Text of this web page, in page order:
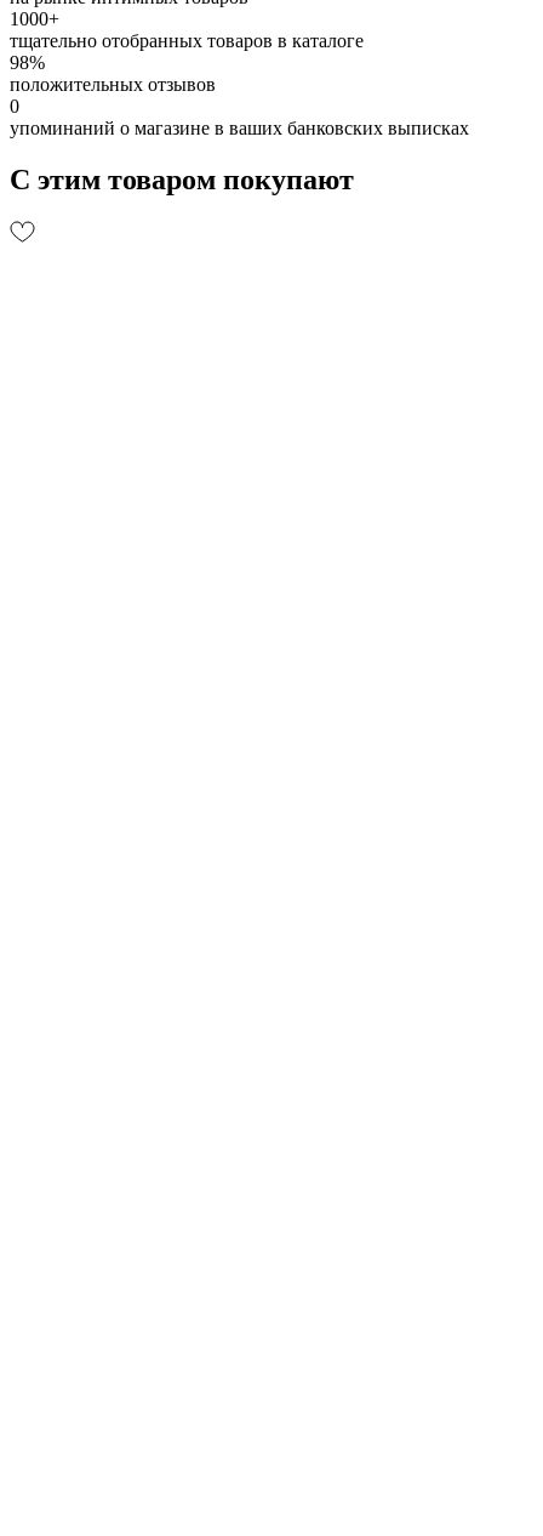
1000+
тщательно отобранных товаров в каталоге
98%
положительных отзывов
0
упоминаний о магазине в ваших банковских выписках
С этим товаром покупают